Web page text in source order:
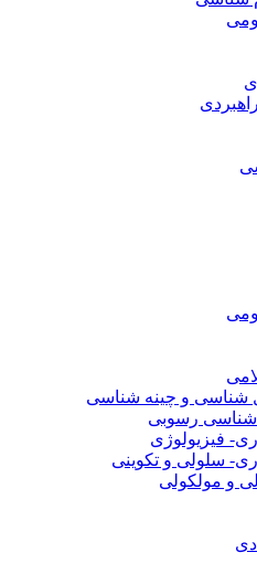
و چینه شناسی
رسوبی
فیزیولوژی
سلولی و تکوینی
و مولکولی